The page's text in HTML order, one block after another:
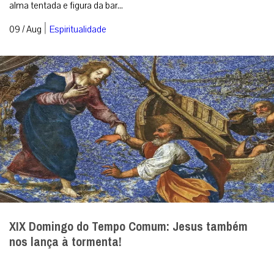
alma tentada e figura da bar...
09 / Aug | Espiritualidade
XIX Domingo do Tempo Comum: Jesus também
nos lança à tormenta!